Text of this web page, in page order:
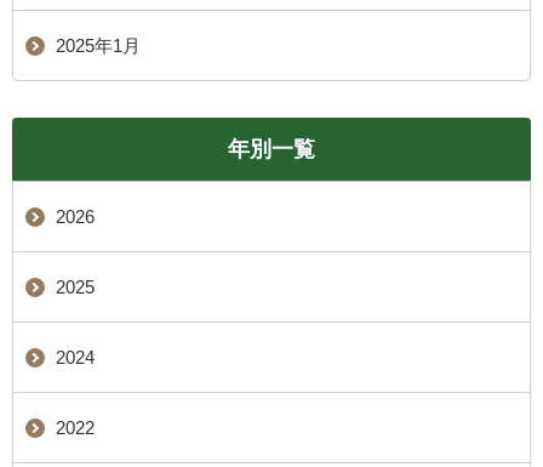
2025年1月
年別一覧
2026
2025
2024
2022